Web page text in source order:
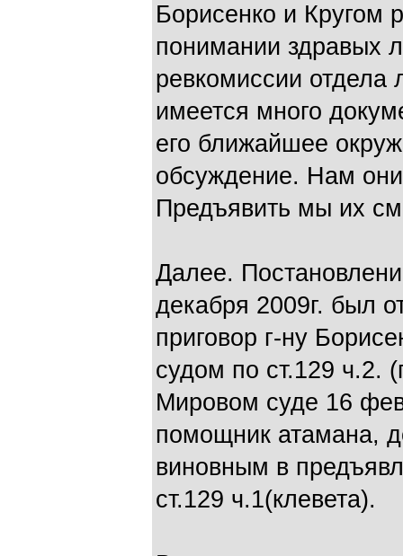
Борисенко и Кругом
понимании здравых
ревкомиссии
имеется много
его ближайшее
обсуждение. Нам
Предъявить мы их
Далее.
декабря 2009г. был
приговор г-ну
судом по ст.129 ч.2.
Мировом суде 16
помощник атамана,
виновным в
ст.129 ч.1(клевета).